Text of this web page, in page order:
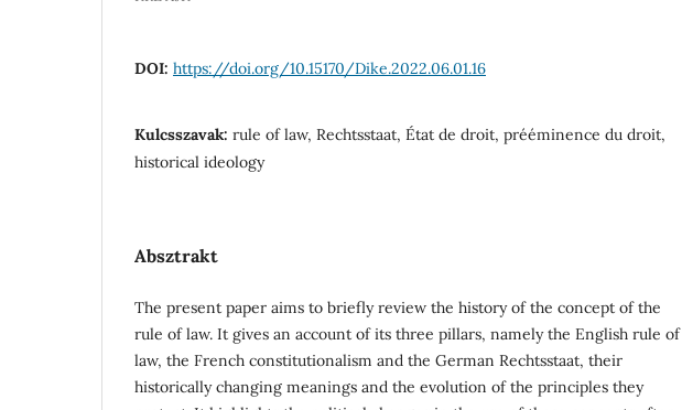
DOI: https://doi.org/10.15170/Dike.2022.06.01.16
Kulcsszavak: rule of law, Rechtsstaat, État de droit, prééminence du droit,
historical ideology
Absztrakt
The present paper aims to briefly review the history of the concept of the
rule of law. It gives an account of its three pillars, namely the English rule of
law, the French constitutionalism and the German Rechtsstaat, their
historically changing meanings and the evolution of the principles they